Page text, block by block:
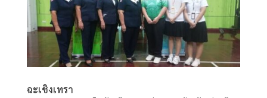
ฉะเชิงเทรา